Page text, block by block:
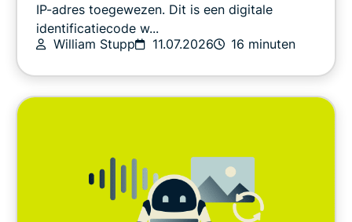
Overig
Privacynieuws
Tips en adviezen
IP-adres toegewezen. Dit is een digitale
identificatiecode w...
William Stupp
11.07.2026 16 minuten